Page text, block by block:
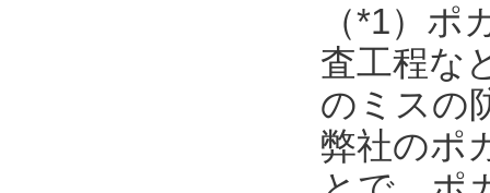
（*1）
査工程な
のミスの
弊社のポ